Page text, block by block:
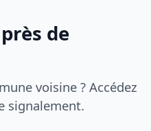
de
voisine ? Accédez
signalement.